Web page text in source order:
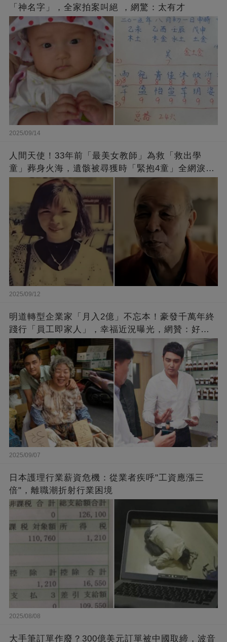
「神名字」，全家拍案叫絕 ，網驚：太有才
2025/09/14
人間天使！33年前「最美女教師」為救「救出學
童」葬身火海，遺骸被尋獲時「緊抱4童」全網淚
崩：真正的英雄不該被遺忘
2025/09/12
明道轉型企業家「月入2億」不忘本！豪發千萬年終
踐行「員工即家人」，幸福近況曝光，網贊：好老
闆的福報
2025/09/07
日本護理行業薪資危機：從業者疾呼"工資應漲三
倍"，離職潮折射行業困境
2025/08/08
大手筆訂單作廢？300億美元訂單被中國取締，波音